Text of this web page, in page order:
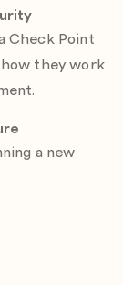
und
Regeln
Check Point
they work
a new